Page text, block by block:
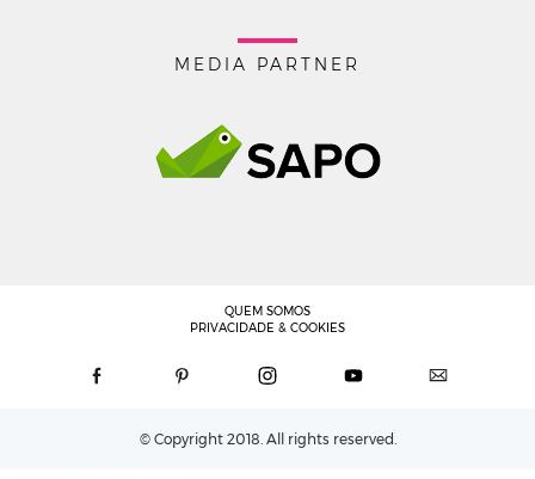
MEDIA PARTNER
QUEM SOMOS
PRIVACIDADE & COOKIES
© Copyright 2018. All rights reserved.